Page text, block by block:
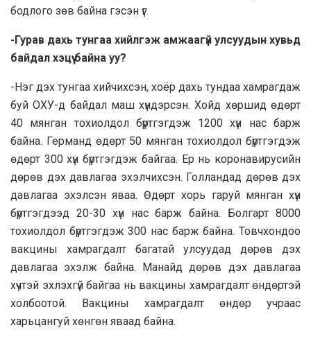
бодлого зөв байна гэсэн үг.
-Гурав дахь тунгаа хийлгэж амжаагүй улсуудын хувьд
байдал хэцүү байна уу?
-Нэг дэх тунгаа хийчихсэн, хоёр дахь тундаа хамрагдаж
буй ОХУ-д байдал маш хүндэрсэн. Хойд хөршид өдөрт
40 мянган тохиолдол бүртгэгдэж 1200 хүн нас барж
байна. Германд өдөрт 50 мянган тохиолдол бүртгэгдэж
өдөрт 300 хүн бүртгэгдэж байгаа. Ер нь коронавирусийн
дөрөв дэх давлагаа эхэлчихсэн. Голландад дөрөв дэх
давлагаа эхэлсэн яваа. Өдөрт хорь гаруй мянган хүн
бүртгэгдээд 20-30 хүн нас барж байна. Болгарт 8000
тохиолдол бүртгэгдэж 300 нас барж байна. Товчхондоо
вакцины хамрагдалт багатай улсуудад дөрөв дэх
давлагаа эхэлж байна. Манайд дөрөв дэх давлагаа
хүчтэй эхлэхгүй байгаа нь вакцины хамрагдалт өндөртэй
холбоотой. Вакцины хамрагдалт өндөр учраас
харьцангуй хөнгөн яваад байна.